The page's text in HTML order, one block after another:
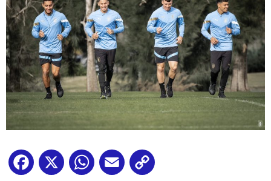
Facebook
X WhatsApp
Email